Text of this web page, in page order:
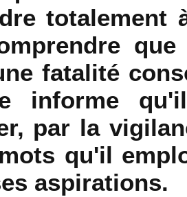
fatalité
informe
par la
qu'il
aspirations.